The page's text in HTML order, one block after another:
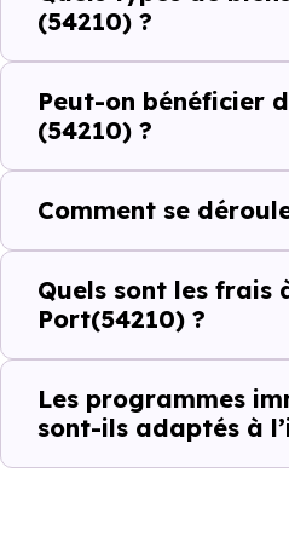
%
:
À
(54210) ?
Peut-on bénéficier
(54210) ?
Comment se
Quels sont les
Port(54210) ?
Les programmes
sont-ils adaptés à